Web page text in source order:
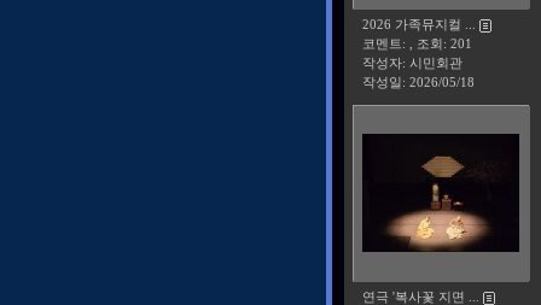
2026 가족뮤지컬 ...
코멘트: , 조회: 201
작성자: 시민회관
작성일: 2026/05/18
연극 '복사꽃 지면 ...